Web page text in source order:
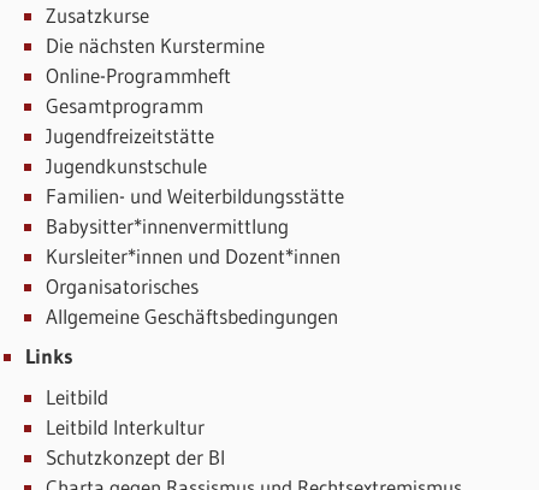
Zusatzkurse
Die nächsten Kurstermine
Online-Programmheft
Gesamtprogramm
Jugendfreizeitstätte
Jugendkunstschule
Familien- und Weiterbildungsstätte
Babysitter*innenvermittlung
Kursleiter*innen und Dozent*innen
Organisatorisches
Allgemeine Geschäftsbedingungen
Links
Leitbild
Leitbild Interkultur
Schutzkonzept der BI